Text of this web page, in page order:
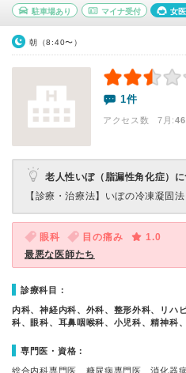
駐車場あり マイナ受付 女
朝（8:40〜）
1件
アクセス数 7月:46
老人性いぼ（脂漏性角化症）
【診療・治療法】 いぼの冷凍凝固法
眼科 目の痛み
1.0
最悪な医師たち
診療科目：
内科、神経内科、外科、整形外科、リハ
科、眼科、耳鼻咽喉科、小児科、精神科
専門医・資格：
総合内科専門医、糖尿病専門医、消化器